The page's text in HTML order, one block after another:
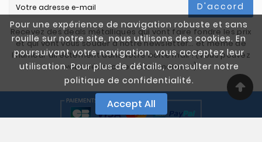
Pour une expérience de navigation robuste et sans
rouille sur notre site, nous utilisons des cookies. En
poursuivant votre navigation, vous acceptez leur
utilisation. Pour plus de détails, consulter notre
politique de confidentialité.
Accept All
D'accord
Recevez des deals métalliques qui vont faire fondre les prix
et qui vont vous souder à notre newsletter… et même de
l'humour directement dans votre boîte mail ! (Vous pouvez
vous désinscrire à tout moment)